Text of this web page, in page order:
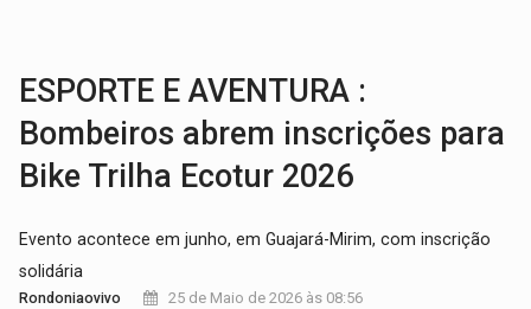
ESPORTE E AVENTURA :
Bombeiros abrem inscrições para
Bike Trilha Ecotur 2026
Evento acontece em junho, em Guajará-Mirim, com inscrição
solidária
Rondoniaovivo
25 de Maio de 2026 às 08:56